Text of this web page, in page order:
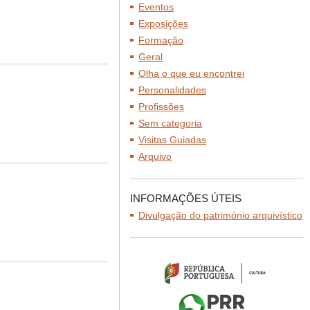
Eventos
Exposições
Formação
Geral
Olha o que eu encontrei
Personalidades
Profissões
Sem categoria
Visitas Guiadas
Arquivo
INFORMAÇÕES ÚTEIS
Divulgação do património arquivístico